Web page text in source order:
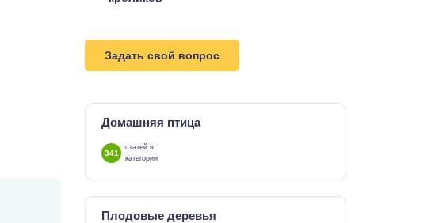
Задать свой вопрос
Домашняя птица
341
статей в
категории
Плодовые деревья